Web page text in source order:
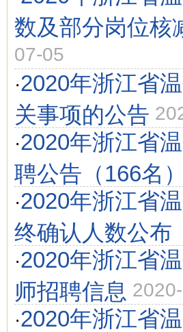
数及部分岗位核
07-05
·2020年浙江省
关事项的公告
·2020年浙江省
聘公告（166名）
·2020年浙江省
终确认人数公布
·2020年浙江省
师招聘信息
·2020年浙江省